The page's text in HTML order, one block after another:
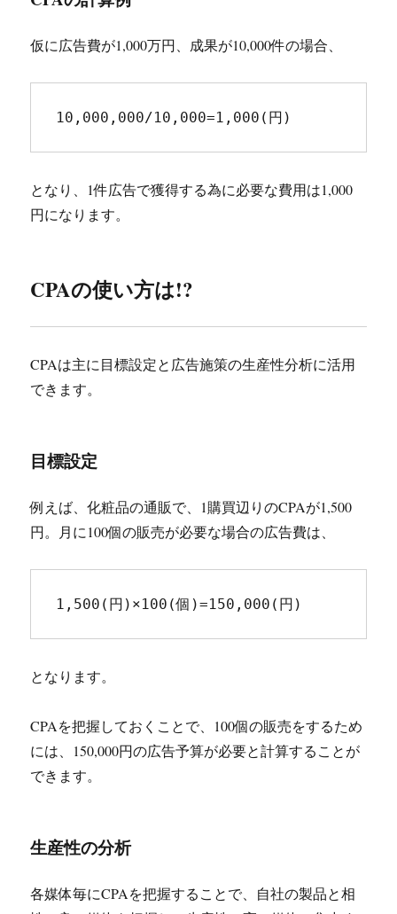
仮に広告費が1,000万円、成果が10,000件の場合、
10,000,000/10,000=1,000(円)
となり、1件広告で獲得する為に必要な費用は1,000
円になります。
CPAの使い方は!?
CPAは主に目標設定と広告施策の生産性分析に活用
できます。
目標設定
例えば、化粧品の通販で、1購買辺りのCPAが1,500
円。月に100個の販売が必要な場合の広告費は、
1,500(円)×100(個)=150,000(円)
となります。
CPAを把握しておくことで、100個の販売をするため
には、150,000円の広告予算が必要と計算することが
できます。
生産性の分析
各媒体毎にCPAを把握することで、自社の製品と相